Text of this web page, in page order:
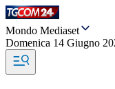
Mondo Mediaset
Domenica 14 Giugno